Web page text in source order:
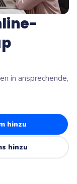
in ansprechende,
hinzu
hinzu